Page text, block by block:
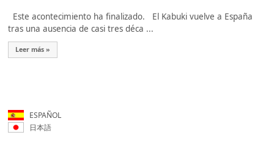
Este acontecimiento ha finalizado. El Kabuki vuelve a España
tras una ausencia de casi tres déca ...
Leer más »
ESPAÑOL
日本語